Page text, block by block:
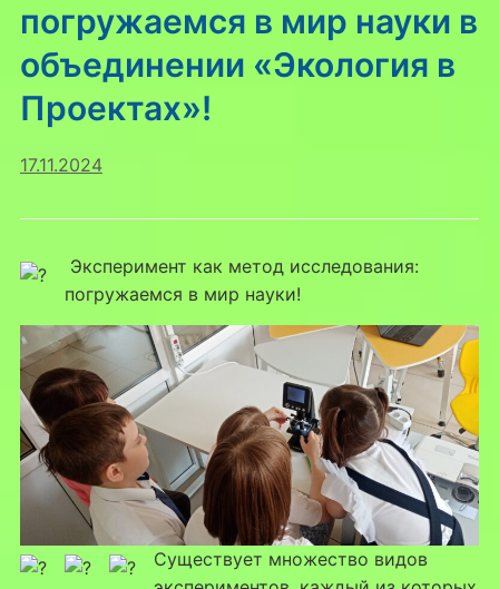
погружаемся в мир науки в
объединении «Экология в
Проектах»!
17.11.2024
Эксперимент как метод исследования:
погружаемся в мир науки!
Существует множество видов